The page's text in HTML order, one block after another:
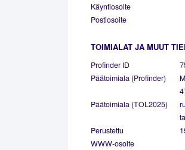
Käyntiosoite
Postiosoite
TOIMIALAT JA MUUT
Profinder ID
Päätoimiala (Profinder)
Päätoimiala (TOL2025)
Perustettu
WWW-osoite